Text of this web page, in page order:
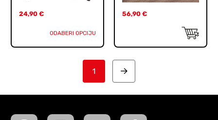
24,90€
ODABERI OPCIJU
56,90 €
1 Next